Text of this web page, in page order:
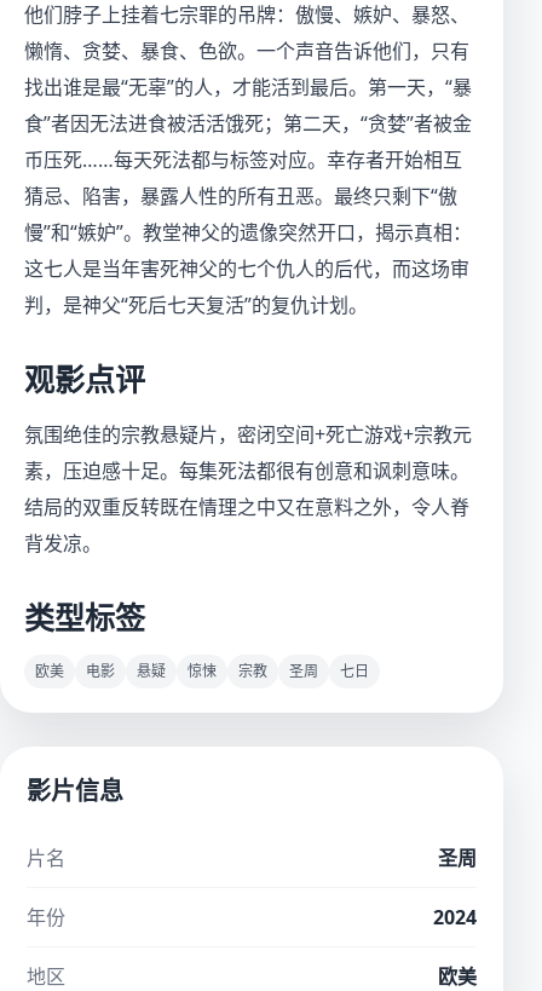
他们脖子上挂着七宗罪的吊牌：傲慢、嫉妒、暴怒、
懒惰、贪婪、暴食、色欲。一个声音告诉他们，只有
找出谁是最“无辜”的人，才能活到最后。第一天，“暴
食”者因无法进食被活活饿死；第二天，“贪婪”者被金
币压死……每天死法都与标签对应。幸存者开始相互
猜忌、陷害，暴露人性的所有丑恶。最终只剩下“傲
慢”和“嫉妒”。教堂神父的遗像突然开口，揭示真相：
这七人是当年害死神父的七个仇人的后代，而这场审
判，是神父“死后七天复活”的复仇计划。
观影点评
氛围绝佳的宗教悬疑片，密闭空间+死亡游戏+宗教元
素，压迫感十足。每集死法都很有创意和讽刺意味。
结局的双重反转既在情理之中又在意料之外，令人脊
背发凉。
类型标签
欧美 电影 悬疑 惊悚 宗教 圣周 七日
影片信息
片名 圣周
年份 2024
地区 欧美